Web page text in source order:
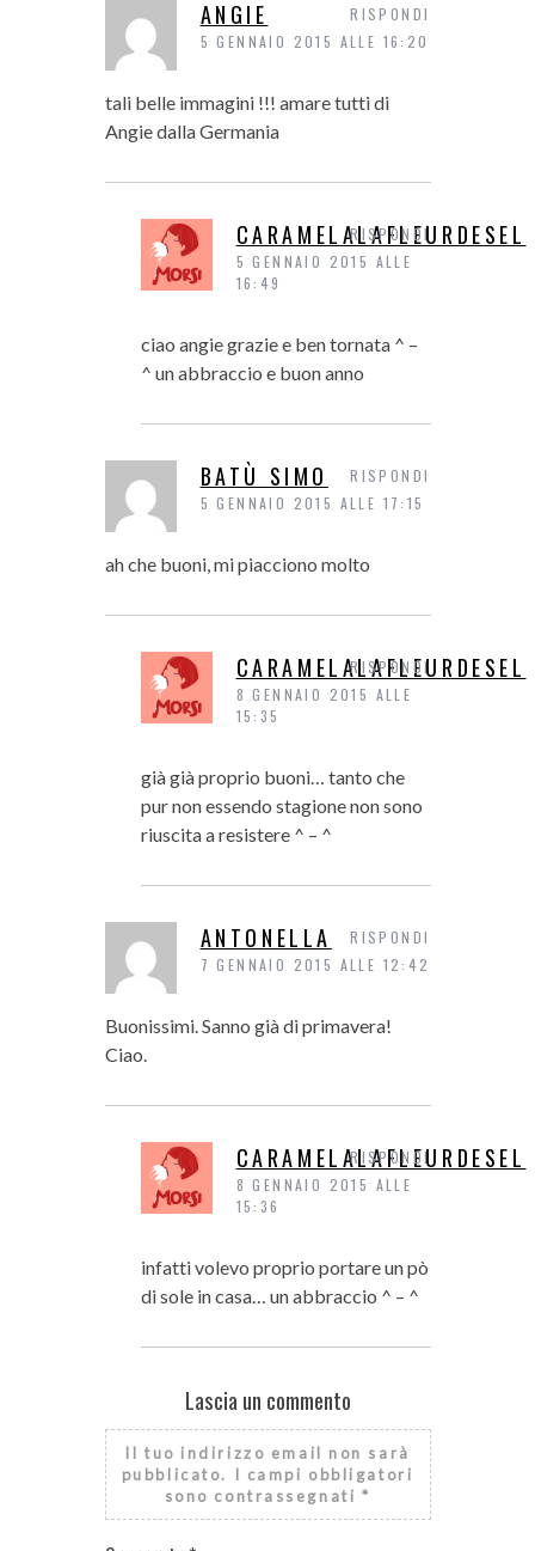
ANGIE
5 GENNAIO 2015 ALLE 16:20
tali belle immagini !!! amare tutti di
Angie dalla Germania
RISPONDI
CARAMELALAFLEURDESEL
5 GENNAIO 2015 ALLE
16:49
ciao angie grazie e ben tornata ^ –
^ un abbraccio e buon anno
RISPONDI
BATÙ SIMO
5 GENNAIO 2015 ALLE 17:15
ah che buoni, mi piacciono molto
RISPONDI
CARAMELALAFLEURDESEL
8 GENNAIO 2015 ALLE
15:35
già già proprio buoni… tanto che
pur non essendo stagione non sono
riuscita a resistere ^ – ^
RISPONDI
ANTONELLA
7 GENNAIO 2015 ALLE 12:42
Buonissimi. Sanno già di primavera!
Ciao.
RISPONDI
CARAMELALAFLEURDESEL
8 GENNAIO 2015 ALLE
15:36
infatti volevo proprio portare un pò
di sole in casa… un abbraccio ^ – ^
RISPONDI
Lascia un commento
Il tuo indirizzo email non sarà
pubblicato.
I campi obbligatori
sono contrassegnati *